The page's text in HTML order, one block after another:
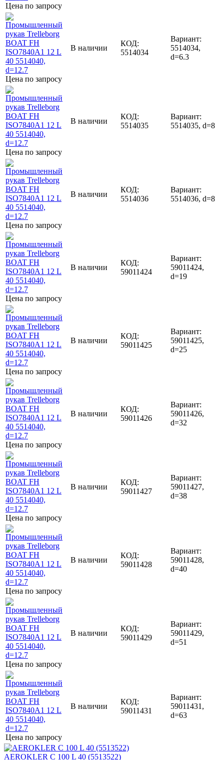
Цена по запросу
Цена по запросу
В наличии
КОД:
5514034
Вариант:
5514034,
d=6.3
Цена по запросу
В наличии
КОД:
5514035
Вариант:
5514035, d=8
Цена по запросу
В наличии
КОД:
5514036
Вариант:
5514036, d=8
Цена по запросу
В наличии
КОД:
59011424
Вариант:
59011424,
d=19
Цена по запросу
В наличии
КОД:
59011425
Вариант:
59011425,
d=25
Цена по запросу
В наличии
КОД:
59011426
Вариант:
59011426,
d=32
Цена по запросу
В наличии
КОД:
59011427
Вариант:
59011427,
d=38
Цена по запросу
В наличии
КОД:
59011428
Вариант:
59011428,
d=40
Цена по запросу
В наличии
КОД:
59011429
Вариант:
59011429,
d=51
Цена по запросу
В наличии
КОД:
59011431
Вариант:
59011431,
d=63
AEROKLER C 100 L 40 (5513522)